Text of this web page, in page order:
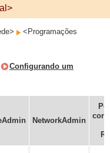
<Programações
Configurando um
NetworkAdmin